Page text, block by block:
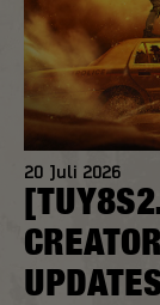
20 Juli 2026